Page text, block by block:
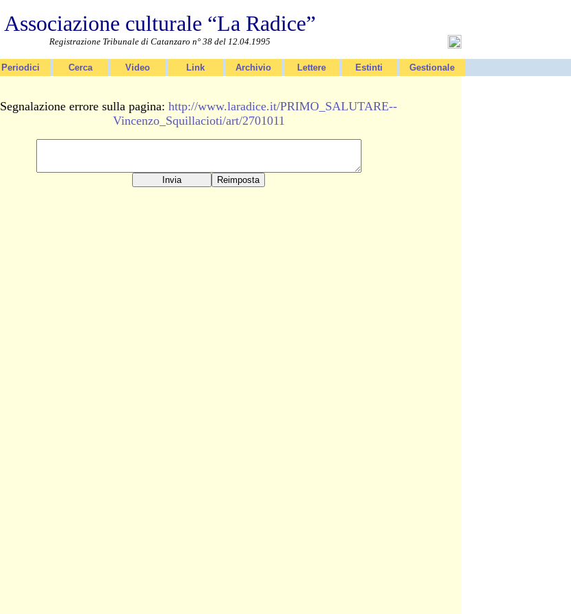
Associazione culturale “La Radice”
Registrazione Tribunale di Catanzaro n° 38 del 12.04.1995
Periodici Cerca Video Link Archivio Lettere Estinti Gestionale
Segnalazione errore sulla pagina: http://www.laradice.it/PRIMO_SALUTARE--
Vincenzo_Squillacioti/art/2701011